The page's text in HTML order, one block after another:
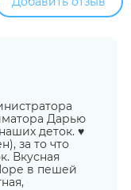
Дарью
деток. ♥️
за то что
Вкусная
в пешей